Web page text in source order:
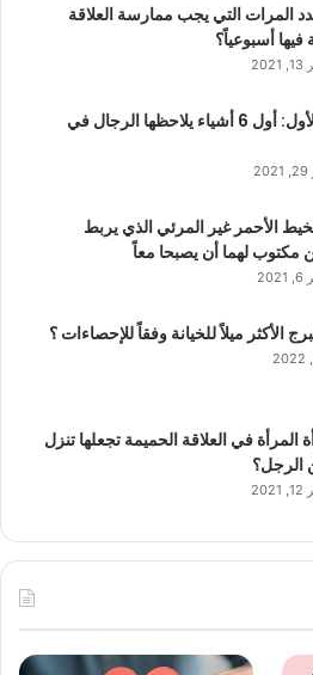
المرات التي يجب ممارسة العلاقة
فيها أسبوعياً؟
اللقاء الأول: أول 6 أشياء يلاحظها الرجال في
الأحمر غير المرئي الذي يربط
لهما أن يصبحا معاً
الأكثر ميلاً للخيانة وفقاً للإحصاءات ؟
المرأة في العلاقة الحميمة تجعلها تنزل
الرجل؟